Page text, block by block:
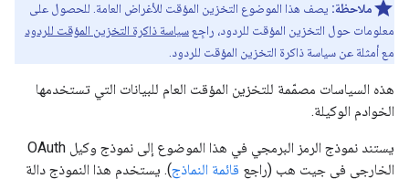
ملاحظة: يصف هذا الموضوع التخزين المؤقت للأغراض العامة. للحصول على
معلومات حول التخزين المؤقت للردود، راجِعسياسة ذاكرة التخزين المؤقت للردود
مع أمثلة عن سياسة ذاكرة التخزين المؤقت للردود.
هذه السياسات مصمّمة للتخزين المؤقت العام للبيانات التي تستخدمها
الخوادم الوكيلة.
يستند نموذج الرمز البرمجي في هذا الموضوع إلى نموذج وكيل OAuth
الخارجي في جيت هب (راجع قائمة النماذج). يستخدم هذا النموذج دالة